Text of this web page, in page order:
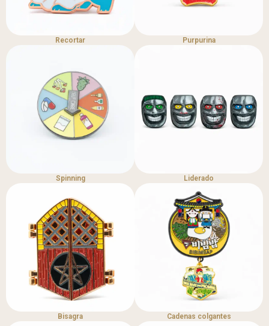
Recortar Purpurina
Spinning Liderado
Bisagra Cadenas colgantes